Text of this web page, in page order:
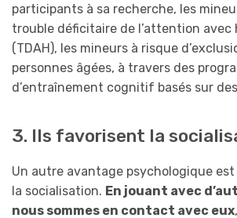
participants à sa recherche, les
trouble déficitaire de l’attention
(TDAH), les mineurs à risque
personnes âgées, à travers des
d’entraînement cognitif basés sur
3. Ils favorisent la
Un autre avantage psychologique
la socialisation. En jouant avec
nous sommes en contact avec eux